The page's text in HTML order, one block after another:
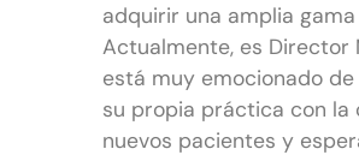
adquirir una amplia
Actualmente, es Director
está muy emocionado
su propia práctica con
nuevos pacientes y